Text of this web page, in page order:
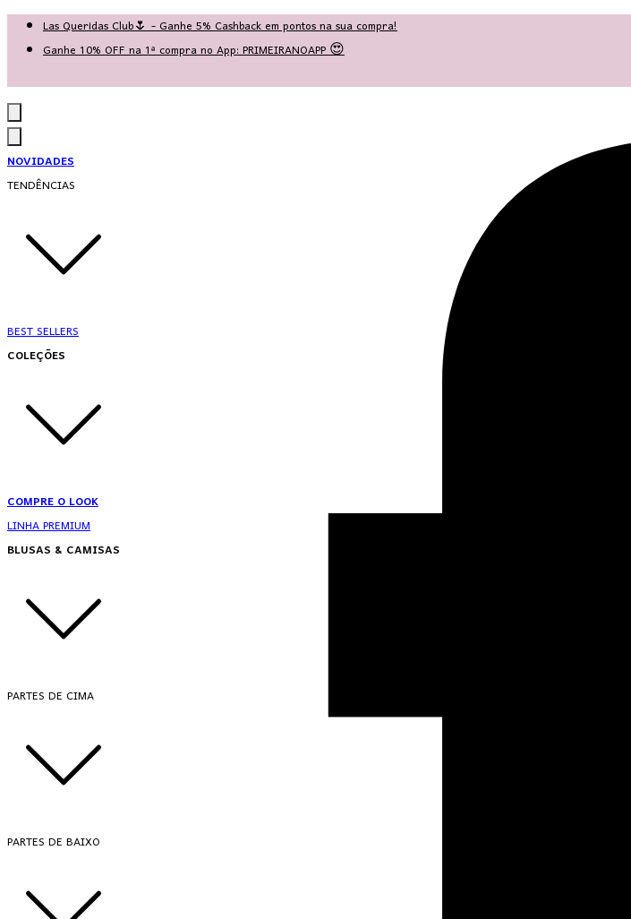
Las Queridas Club🌷 - Ganhe 5% Cashback em pontos na sua compra!
Ganhe 10% OFF na 1ª compra no App: PRIMEIRANOAPP 😍
NOVIDADES
TENDÊNCIAS
BEST SELLERS
COLEÇÕES
COMPRE O LOOK
LINHA PREMIUM
BLUSAS & CAMISAS
PARTES DE CIMA
PARTES DE BAIXO